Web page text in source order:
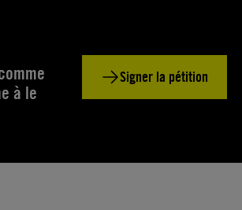
à le
Signer la pétition